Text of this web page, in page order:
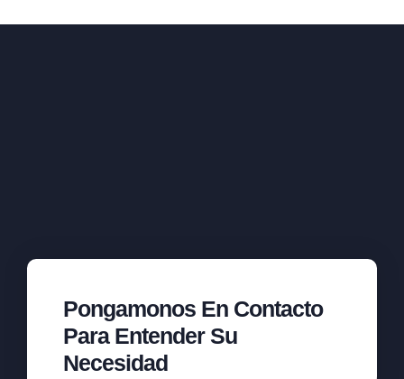
Pongamonos En Contacto
Para Entender Su
Necesidad